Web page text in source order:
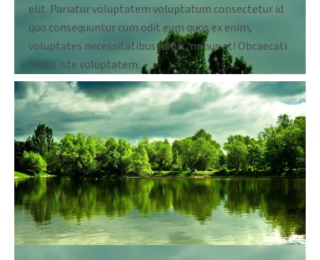
elit. Pariatur voluptatem voluptatum consectetur id
quo consequuntur cum odit eum quos ex enim,
voluptates necessitatibus nobis, minus at! Obcaecati
natus iste voluptatem.